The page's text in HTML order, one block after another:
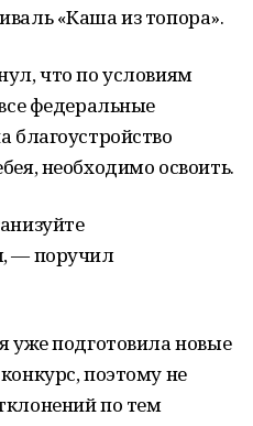
«Каша из топора».
что по условиям
федеральные
благоустройство
необходимо освоить.
— поручил
уже подготовила новые
поэтому не
по тем